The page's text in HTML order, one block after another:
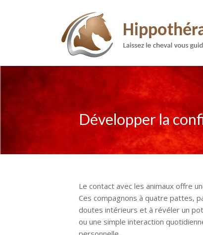
Développer la
Le contact avec les animaux offre
Ces compagnons à quatre pattes,
doutes intérieurs et à révéler un
ou une simple interaction